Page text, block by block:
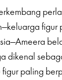
figur
dikenal
paling